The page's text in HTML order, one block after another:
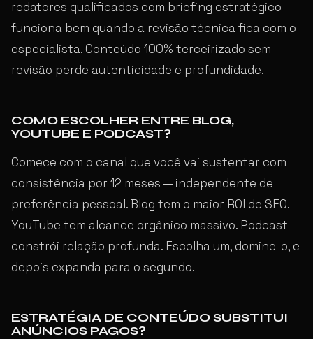
redatores qualificados com briefing estratégico
funciona bem quando a revisão técnica fica com o
especialista. Conteúdo 100% terceirizado sem
revisão perde autenticidade e profundidade.
COMO ESCOLHER ENTRE BLOG,
YOUTUBE E PODCAST?
Comece com o canal que você vai sustentar com
consistência por 12 meses — independente de
preferência pessoal. Blog tem o maior ROI de SEO.
YouTube tem alcance orgânico massivo. Podcast
constrói relação profunda. Escolha um, domine-o, e
depois expanda para o segundo.
ESTRATÉGIA DE CONTEÚDO SUBSTITUI
ANÚNCIOS PAGOS?